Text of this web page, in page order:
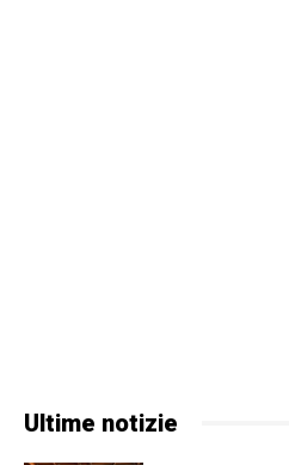
Ultime notizie